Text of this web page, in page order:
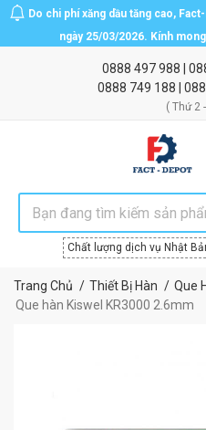
Do chi phí xăng dầu tăng cao,
ngày 25/03/2026. Kính
0888 497 988
0888 749 188
( Thứ 2
Chất lượng dịch vụ Nhật
Trang Chủ Thiết Bị Hàn
Que
Que hàn Kiswel KR3000 2.6mm